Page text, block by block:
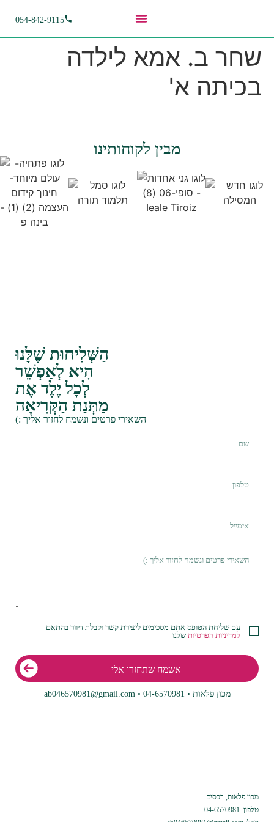
054-842-9115
שחר ב. אמא לילדה
בכיתה א'
מבין לקוחותינו
הַשְּׁלִיחוּת שֶׁלָּנוּ
הִיא לְאַפְשֵׁר
לְכָל יֶלֶד אֶת
מַתְּנַת הַקְּרִיאָה
השאירי פרטים ונשמח לחזור אליך :)
עם שליחת הטופס אתם מסכימים ליצירת קשר וקבלת דיוור בהתאם
למדיניות הפרטיות שלנו
אשמח שתחזרו אלי
מכון פלאות • 04-6570981 • ab046570981@gmail.com
מכון פלאות, רכסים
טלפון: 04-6570981